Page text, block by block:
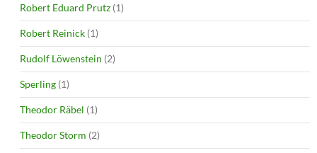
Robert Eduard Prutz (1)
Robert Reinick (1)
Rudolf Löwenstein (2)
Sperling (1)
Theodor Räbel (1)
Theodor Storm (2)